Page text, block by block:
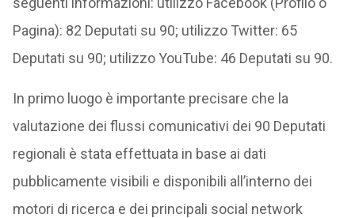
Pagina): 82 Deputati su 90; utilizzo Twitter: 65
Deputati su 90; utilizzo YouTube: 46 Deputati su 90.
In primo luogo è importante precisare che la
valutazione dei flussi comunicativi dei 90 Deputati
regionali è stata effettuata in base ai dati
pubblicamente visibili e disponibili all’interno dei
motori di ricerca e dei principali social network